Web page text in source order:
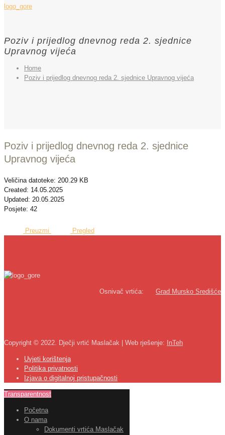
Poziv i prijedlog dnevnog reda 2. sjednice
Upravnog vijeća
Home
Poziv i prijedlog dnevnog reda 2. sjednice Upravnog vijeća
Poziv i prijedlog dnevnog reda 2. sjednice
Upravnog vijeća
Veličina datoteke: 200.29 KB
Created: 14.05.2025
Updated: 20.05.2025
Posjete: 42
Preuzmi Pregled
Osnivač vrtića: Grad Mursko Središće
Copyright © 2022. Dječji vrtić Maslačak | Web rješenje: InTeh
Uvjeti korištenja
Politika privatnosti
Izjava o digitalnoj pristupačnosti
Transparentnost
Početna
O nama
Dokumenti vrtića Maslačak